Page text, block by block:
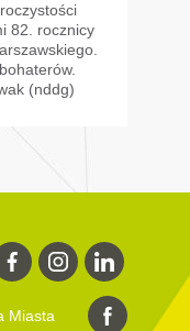
82. rocznicy
(nddg)
Miasta